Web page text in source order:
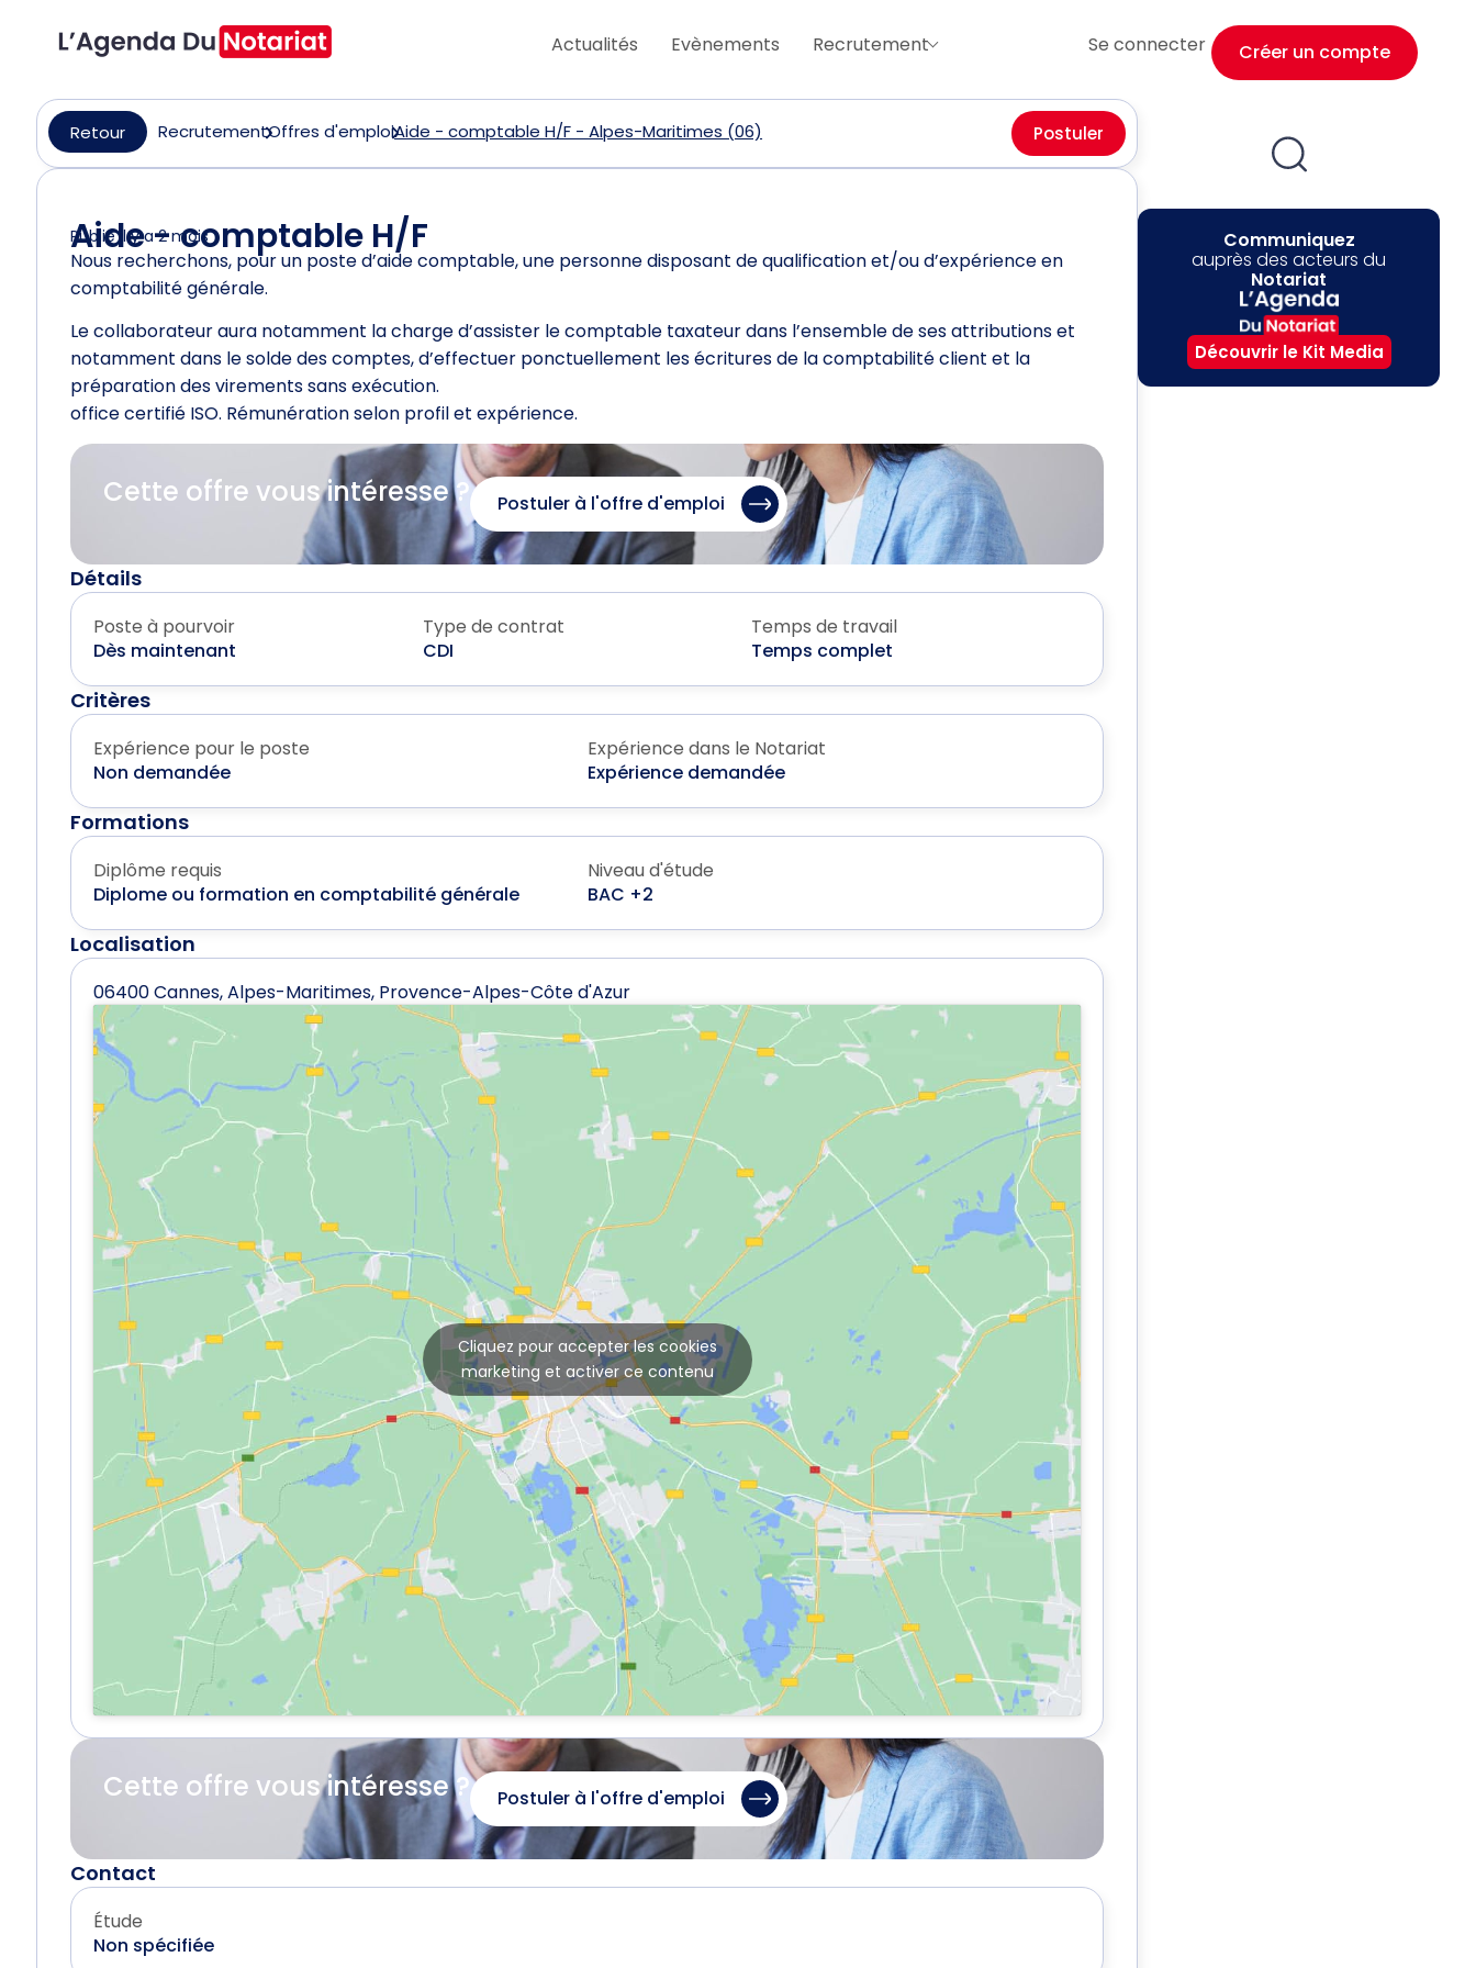
Actualités Evènements Recrutement Se connecter Créer un compte
Retour RecrutementOffres d'emploiAide - comptable H/F - Alpes-Maritimes (06) Postuler
Aide - comptable H/F
Publié il y a 2 mois
Nous recherchons, pour un poste d’aide comptable, une personne disposant de qualification et/ou d’expérience en
comptabilité générale.
Le collaborateur aura notamment la charge d’assister le comptable taxateur dans l’ensemble de ses attributions et
notamment dans le solde des comptes, d’effectuer ponctuellement les écritures de la comptabilité client et la
préparation des virements sans exécution.
office certifié ISO. Rémunération selon profil et expérience.
Cette offre vous intéresse ? Postuler à l'offre d'emploi
Détails
Poste à pourvoir
Dès maintenant
Type de contrat
CDI
Temps de travail
Temps complet
Critères
Expérience pour le poste
Non demandée
Expérience dans le Notariat
Expérience demandée
Formations
Diplôme requis
Diplome ou formation en comptabilité générale
Niveau d'étude
BAC +2
Localisation
06400 Cannes, Alpes-Maritimes, Provence-Alpes-Côte d'Azur
Cliquez pour accepter les cookies
marketing et activer ce contenu
Cette offre vous intéresse ? Postuler à l'offre d'emploi
Contact
Étude
Non spécifiée
Communiquez
auprès des acteurs du
Notariat
Découvrir le Kit Media